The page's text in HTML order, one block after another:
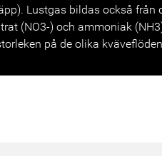
Lustgas bildas också från
(NO3-) och ammoniak
på de olika